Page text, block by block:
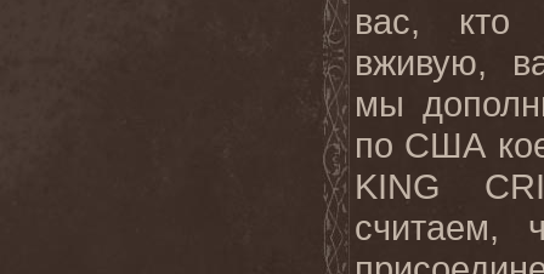
вас, кто
вживую,
мы
по США
KING
считаем,